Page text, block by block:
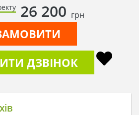
26 200 грн
ДЗВІНОК